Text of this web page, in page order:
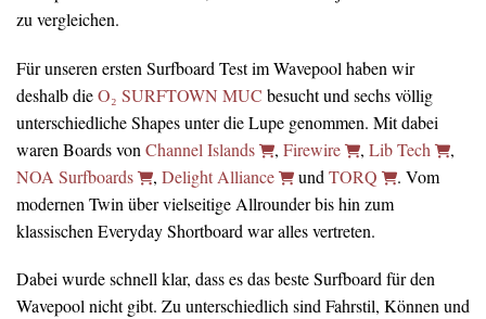
zu vergleichen.
Für unseren ersten Surfboard Test im Wavepool haben wir
deshalb dieO₂ SURFTOWN MUC besucht und sechs völlig
unterschiedliche Shapes unter die Lupe genommen. Mit dabei
waren Boards von Channel Islands , Firewire , Lib Tech
,
NOA Surfboards
, Delight Alliance und TORQ
. Vom
modernen Twin über vielseitige Allrounder bis hin zum
klassischen Everyday Shortboard war alles vertreten.
Dabei wurde schnell klar, dass es das beste Surfboard für den
Wavepool nicht gibt. Zu unterschiedlich sind Fahrstil, Können und